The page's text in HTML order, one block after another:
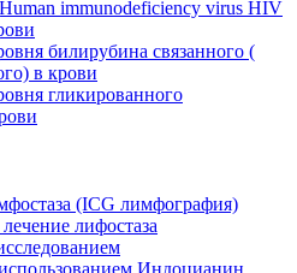
immunodeficiency virus HIV
билирубина связанного (
в крови
гликированного
(ICG лимфография)
лифостаза
Индоцианин